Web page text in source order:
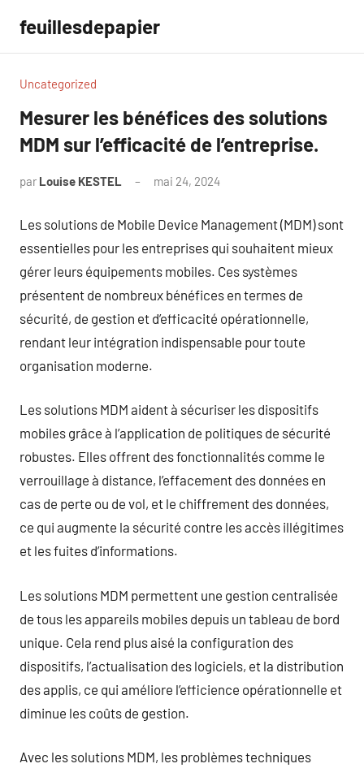
contenu
feuillesdepapier
Uncategorized
Mesurer les bénéfices des solutions
MDM sur l’efficacité de l’entreprise.
par Louise KESTEL mai 24, 2024
Les solutions de Mobile Device Management (MDM) sont
essentielles pour les entreprises qui souhaitent mieux
gérer leurs équipements mobiles. Ces systèmes
présentent de nombreux bénéfices en termes de
sécurité, de gestion et d’efficacité opérationnelle,
rendant leur intégration indispensable pour toute
organisation moderne.
Les solutions MDM aident à sécuriser les dispositifs
mobiles grâce à l’application de politiques de sécurité
robustes. Elles offrent des fonctionnalités comme le
verrouillage à distance, l’effacement des données en
cas de perte ou de vol, et le chiffrement des données,
ce qui augmente la sécurité contre les accès illégitimes
et les fuites d’informations.
Les solutions MDM permettent une gestion centralisée
de tous les appareils mobiles depuis un tableau de bord
unique. Cela rend plus aisé la configuration des
dispositifs, l’actualisation des logiciels, et la distribution
des applis, ce qui améliore l’efficience opérationnelle et
diminue les coûts de gestion.
Avec les solutions MDM, les problèmes techniques